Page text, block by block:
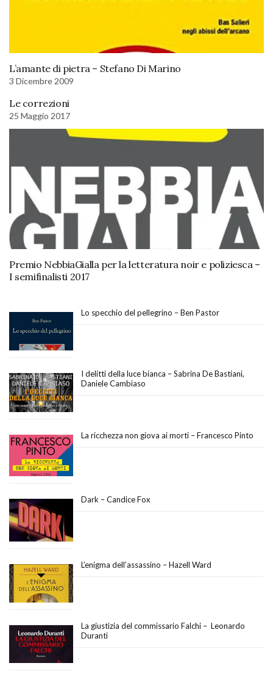
L’amante di pietra – Stefano Di Marino
3 Dicembre 2009
Le correzioni
25 Maggio 2017
Premio NebbiaGialla per la letteratura noir e poliziesca –
I semifinalisti 2017
Lo specchio del pellegrino – Ben Pastor
I delitti della luce bianca – Sabrina De Bastiani,
Daniele Cambiaso
La ricchezza non giova ai morti – Francesco Pinto
Dark – Candice Fox
L’enigma dell’assassino – Hazell Ward
La giustizia del commissario Falchi – Leonardo
Duranti